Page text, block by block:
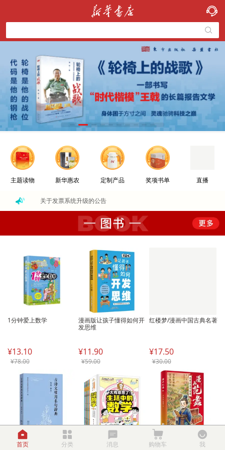
主题读物 新华惠农 定制产品 奖项书单 直播
关于发票系统升级的公告
1分钟爱上数学
¥13.10
¥78.00
漫画版让孩子懂得如何开
¥11.90
¥59.00
红楼梦/漫画中国古典名著
¥17.50
¥30.00
古诗文常用名句辞典(情感
太有意思了！生活中的数
漫画范蠡
首页 分类 消息 购物车 我